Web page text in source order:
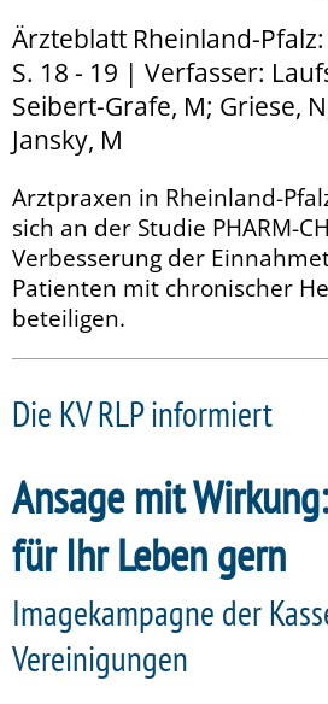
Ärzteblatt Rheinland-
S. 18 - 19 | Verfasser:
Seibert-Grafe, M; Griese,
Jansky, M
Arztpraxen in Rheinland-
sich an der Studie PHARM-
Verbesserung der
Patienten mit chronischer
beteiligen.
Die KV RLP informiert
Ansage mit
für Ihr Leben gern
Imagekampagne der
Vereinigungen